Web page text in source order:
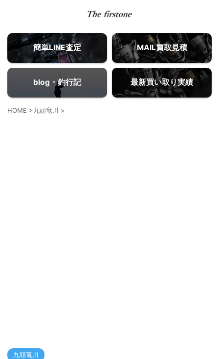
簡単LINE査定 MAIL買取見積
blog・釣行記 最新買い取り実績
HOME >九頭竜川 >
九頭竜川